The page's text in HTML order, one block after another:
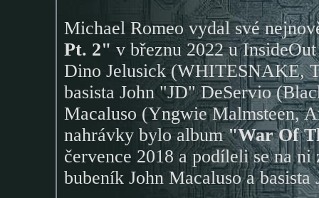
Michael Romeo vydal své
Pt. 2" v březnu 2022 u
Dino Jelusick (WHITESNAKE,
basista John "JD" DeServio
Macaluso (Yngwie Malmsteen,
nahrávky bylo album"War Of
července 2018 a podíleli se na
bubeník John Macaluso a